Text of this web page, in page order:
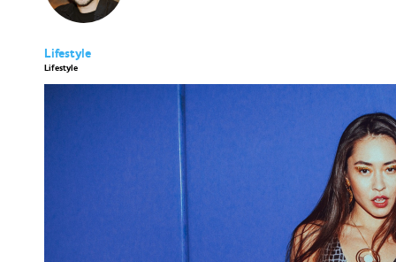
Lifestyle
Lifestyle